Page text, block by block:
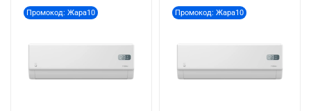
Промокод: Жара10 Промокод: Жара10